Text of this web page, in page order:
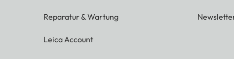
Reparatur & Wartung
Leica Account